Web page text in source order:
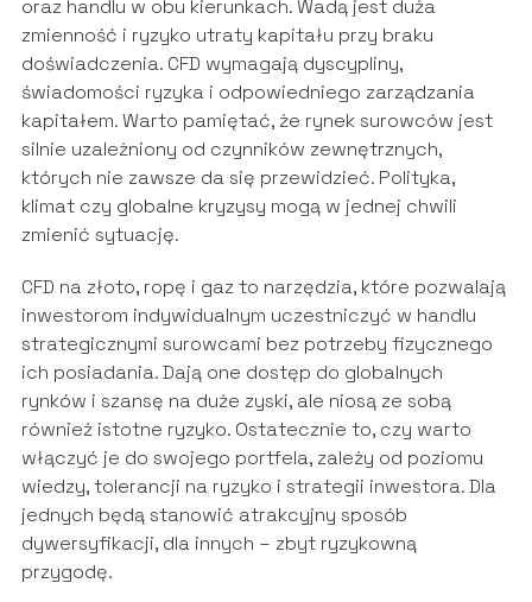
oraz handlu w obu kierunkach. Wadą jest duża
zmienność i ryzyko utraty kapitału przy braku
doświadczenia. CFD wymagają dyscypliny,
świadomości ryzyka i odpowiedniego zarządzania
kapitałem. Warto pamiętać, że rynek surowców jest
silnie uzależniony od czynników zewnętrznych,
których nie zawsze da się przewidzieć. Polityka,
klimat czy globalne kryzysy mogą w jednej chwili
zmienić sytuację.
CFD na złoto, ropę i gaz to narzędzia, które pozwalają
inwestorom indywidualnym uczestniczyć w handlu
strategicznymi surowcami bez potrzeby fizycznego
ich posiadania. Dają one dostęp do globalnych
rynków i szansę na duże zyski, ale niosą ze sobą
również istotne ryzyko. Ostatecznie to, czy warto
włączyć je do swojego portfela, zależy od poziomu
wiedzy, tolerancji na ryzyko i strategii inwestora. Dla
jednych będą stanowić atrakcyjny sposób
dywersyfikacji, dla innych – zbyt ryzykowną
przygodę.